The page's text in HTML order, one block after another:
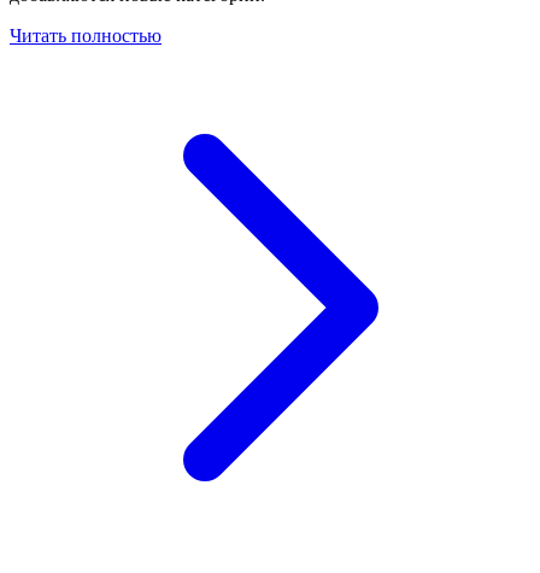
Читать полностью